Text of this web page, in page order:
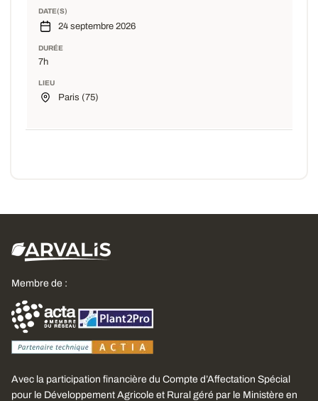
DATE(S)
24 septembre 2026
DURÉE
7h
LIEU
Paris (75)
Membre de :
Avec la participation financière du Compte d’Affectation Spécial
pour le Développement Agricole et Rural géré par le Ministère en